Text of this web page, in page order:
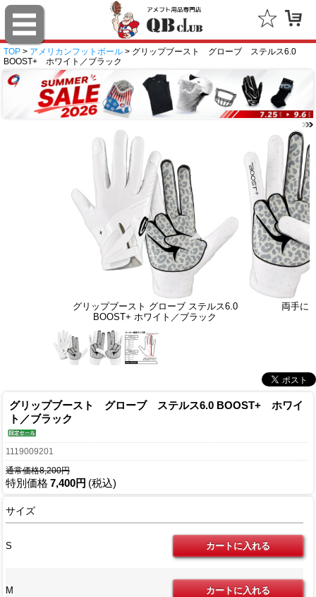
TOP > アメリカンフットボール > グリップブースト グローブ ステルス6.0
BOOST+ ホワイト／ブラック
グリップブースト グローブ ステルス6.0
BOOST+ ホワイト／ブラック
両手に
グリップブースト グローブ ステルス6.0 BOOST+ ホワイ
ト／ブラック
1119009201
通常価格8,200円
特別価格 7,400円 (税込)
サイズ
S
M